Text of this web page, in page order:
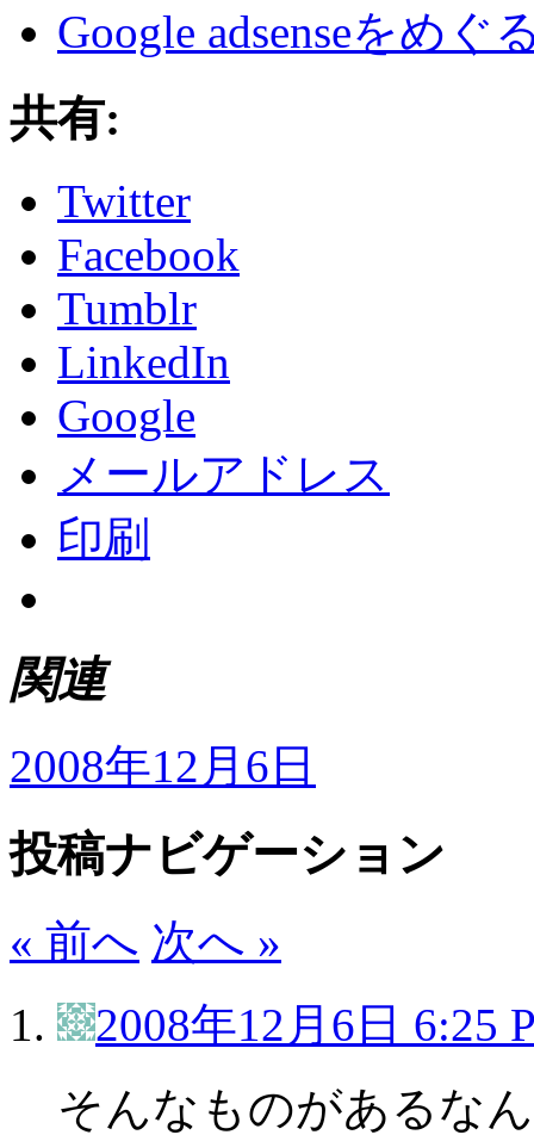
Google adsenseをめぐ
共有:
Twitter
Facebook
Tumblr
LinkedIn
Google
メールアドレス
印刷
関連
2008年12月6日
投稿ナビゲーション
« 前へ 次へ »
2008年12月6日 6:25
そんなものがあるな